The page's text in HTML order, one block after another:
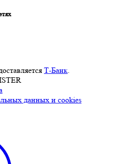
Т-Банк
данных и cookies